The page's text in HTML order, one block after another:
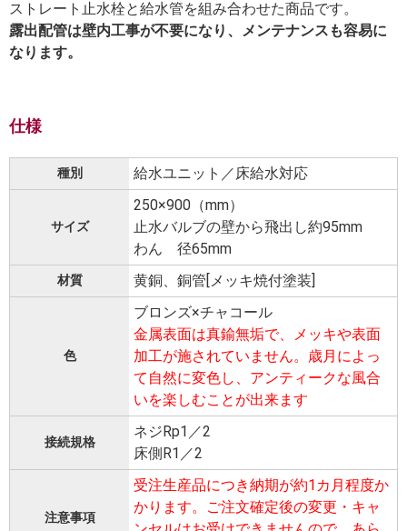
ストレート止水栓と給水管を組み合わせた商品です。
露出配管は壁内工事が不要になり、メンテナンスも容易に
なります。
仕様
種別 給水ユニット／床給水対応
サイズ
250×900（mm）
止水バルブの壁から飛出し約95mm
わん 径65mm
材質 黄銅、銅管[メッキ焼付塗装]
色
ブロンズ×チャコール
金属表面は真鍮無垢で、メッキや表面
加工が施されていません。歳月によっ
て自然に変色し、アンティークな風合
いを楽しむことが出来ます
接続規格
ネジRp1／2
床側R1／2
注意事項
受注生産品につき納期が約1カ月程度か
かります。ご注文確定後の変更・キャ